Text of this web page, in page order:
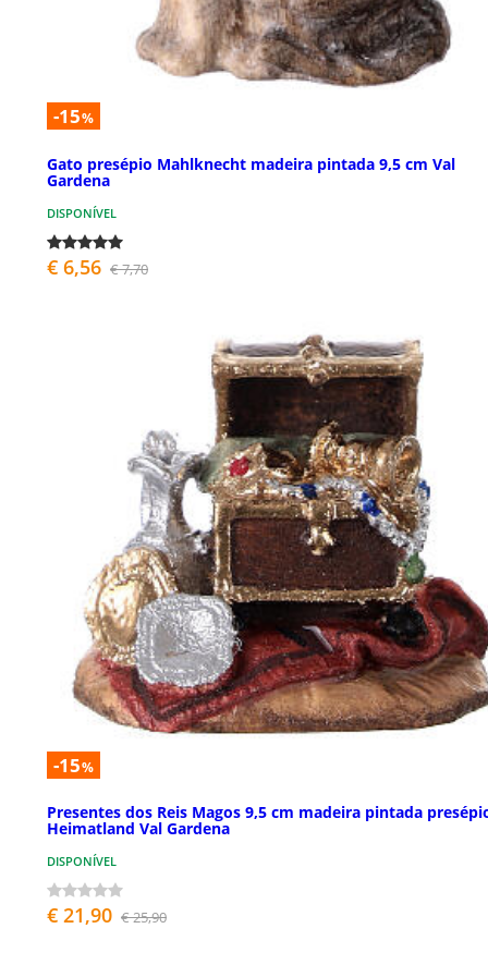
-15%
Gato presépio Mahlknecht madeira pintada 9,5 cm Val
Gardena
DISPONÍVEL
€ 6,56 € 7,70
-15%
Presentes dos Reis Magos 9,5 cm madeira pintada
Heimatland Val Gardena
DISPONÍVEL
€ 21,90 € 25,90